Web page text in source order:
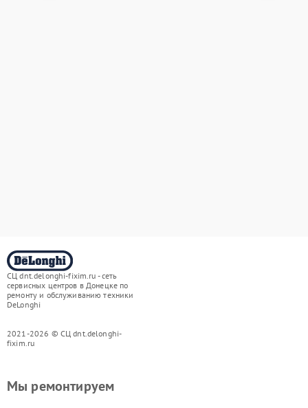
СЦ dnt.delonghi-fixim.ru - сеть
сервисных центров в Донецке по
ремонту и обслуживанию техники
DeLonghi
2021-2026 © СЦ dnt.delonghi-
fixim.ru
Мы ремонтируем